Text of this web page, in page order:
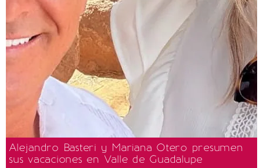
Alejandro Basteri y Mariana Otero presumen
sus vacaciones en Valle de Guadalupe